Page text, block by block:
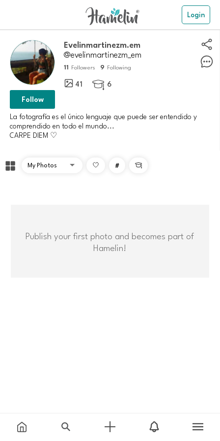
Login
evelinmartinezm.em
@evelinmartinezm_em
11 Followers 9 Following
41  6
Follow
La fotografía es el único lenguaje que puede ser entendido y
comprendido en todo el mundo...
CARPE DIEM ♡
# 
Publish your first photo and becomes part of
Hamelin!